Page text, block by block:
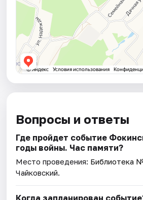
Вопросы и ответы
Где пройдет событие
годы войны. Час памяти?
Место проведения: Библиотека
Чайковский.